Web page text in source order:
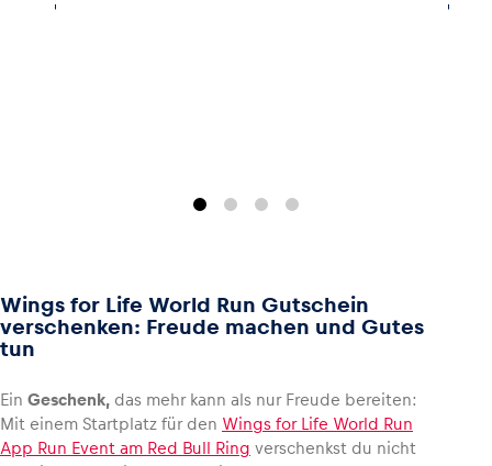
Wings for Life World Run Gutschein
verschenken: Freude machen und Gutes
tun
Ein Geschenk, das mehr kann als nur Freude bereiten:
Mit einem Startplatz für den Wings for Life World Run
App Run Event am Red Bull Ring verschenkst du nicht